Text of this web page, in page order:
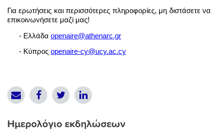
Για ερωτήσεις και περισσότερες πληροφορίες, μη διστάσετε να
επικοινωνήσετε μαζί μας!
- Ελλάδα openaire@athenarc.gr
- Κύπρος openaire-cy@ucy.ac.cy
Ημερολόγιο εκδηλώσεων